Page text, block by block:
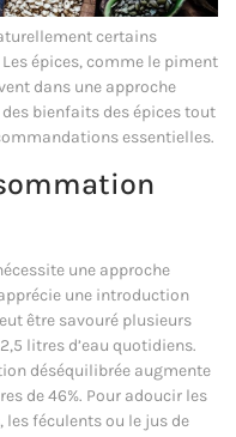
certains
épices, comme le piment
dans une approche
bienfaits des épices tout
essentielles.
une approche
une introduction
être savouré plusieurs
litres d’eau quotidiens.
déséquilibrée augmente
de 46%. Pour adoucir les
féculents ou le jus de